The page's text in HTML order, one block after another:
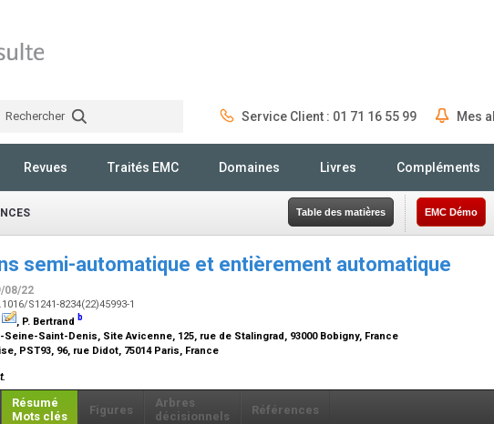
Rechercher Service Client : 01 71 16 55 99 Mes
Revues Traités EMC Domaines Livres Compléments
Table des matières EMC Démo
semi-automatique et entièrement automatique
08/22
S1241-8234(22)45993-1
, P. Bertrand b
Seine-Saint-Denis, Site Avicenne, 125, rue de Stalingrad, 93000 Bobigny, France
PST93, 96, rue Didot, 75014 Paris, France
Résumé
Mots clés
Figures
Arbres
décisionnels
Références